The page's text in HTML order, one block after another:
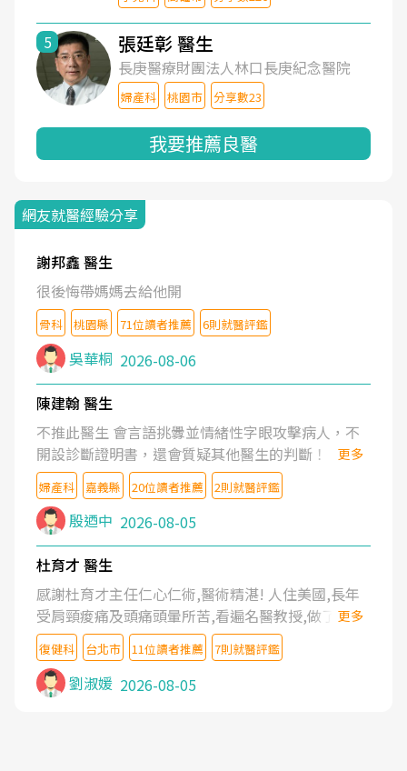
5 張廷彰 醫生
長庚醫療財團法人林口長庚紀念醫院
婦產科 桃園市 分享數23
我要推薦良醫
網友就醫經驗分享
謝邦鑫 醫生
很後悔帶媽媽去給他開
骨科 桃園縣 71位讀者推薦 6則就醫評鑑
吳華桐 2026-08-06
陳建翰 醫生
不推此醫生 會言語挑釁並情緒性字眼攻擊病人，不
開設診斷證明書，還會質疑其他醫生的判斷！
更多
婦產科 嘉義縣 20位讀者推薦 2則就醫評鑑
殷迺中 2026-08-05
杜育才 醫生
感謝杜育才主任仁心仁術,醫術精湛! 人住美國,長年
受肩頸痠痛及頭痛頭暈所苦,看遍名醫教授,做了各種
檢查,也嘗試過西醫打針,中醫針灸及物理徒手治療都
沒有用,後來連吃到嗎啡類止痛藥都效果有限,只是壓
症狀,沒多久就痛起來,多年失眠嚴重影響生活品質.
台灣親友介紹忠孝醫院杜育才主任是頸頭症候群專
更多
復健科 台北市 11位讀者推薦 7則就醫評鑑
劉淑媛 2026-08-05